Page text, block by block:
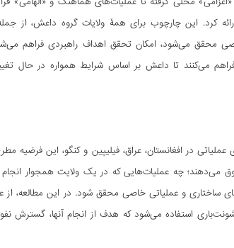
کرد. این چارچوب برای همۀ ولایات گروه داعش، از
محقق می‌شود، امکان تحقق اهداف راهبردی فراهم
می‌کنند تا داعش بر اساس شرایط همواره در حال
در افغانستان، عراق، فیلیپین و کنگو، این
می‌دهند؛ چه عملیات‌هایی که در یک ولایت همجوار
ساختاری و عملیاتی خاصی محقق شود. در این مطالعه، از
استفاده می‌شود که هدف از انجام آنها، گسترش